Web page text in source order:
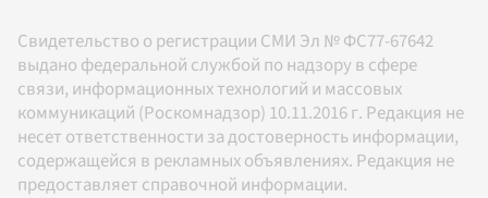
Свидетельство о регистрации СМИ Эл № ФС77-67642
выдано федеральной службой по надзору в сфере
связи, информационных технологий и массовых
коммуникаций (Роскомнадзор) 10.11.2016 г. Редакция не
несет ответственности за достоверность информации,
содержащейся в рекламных объявлениях. Редакция не
предоставляет справочной информации.